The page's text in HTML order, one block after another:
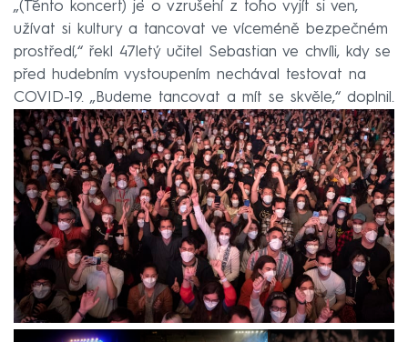
„(Tento koncert) je o vzrušení z toho vyjít si ven,
užívat si kultury a tancovat ve víceméně bezpečném
prostředí,“ řekl 47letý učitel Sebastian ve chvíli, kdy se
před hudebním vystoupením nechával testovat na
COVID-19. „Budeme tancovat a mít se skvěle,“ doplnil.